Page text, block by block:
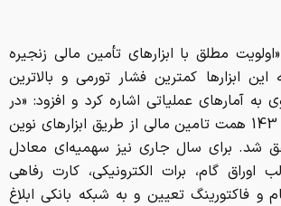
و فاکتورینگ تعیین و به شبکه بانکی ابلاغ
می‌تواند نیاز مالی بخش قابل توجهی از
را پوشش دهد. این در حالی است که این
تسهیلات و اعتبارات اعطایی شبکه بانکی به
که بعنوان ابزارهای تامین مالی مکمل